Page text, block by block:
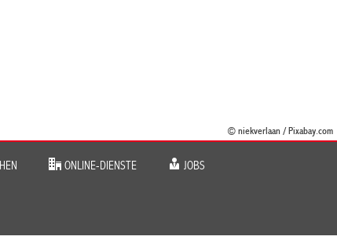
© niekverlaan / Pixabay.com
ONLINE-DIENSTE JOBS